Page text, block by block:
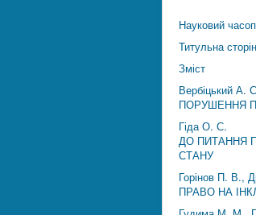
Науковий
Титульна
Зміст
Вербіцький А.
ПОРУШЕННЯ
Гіда О. С.
ДО ПИТАННЯ
СТАНУ
Горінов П. В.,
ПРАВО НА